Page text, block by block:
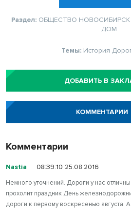
Раздел: ОБЩЕСТВО НОВОСИБИРСК
ДОМ
Темы: История
ДОБАВИТЬ В
КОММЕНТАРИИ
Комментарии
Nastia 08:39:10 25.08.2016
Немного уточнений. Дороги у нас
прохолит праздник День
дороги к первому воскресенью августа.